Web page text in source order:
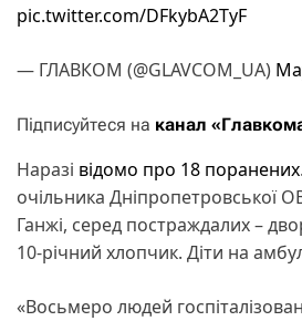
pic.twitter.com/DFkybA2TyF
— ГЛАВКОМ (@GLAVCOM_UA)
Підписуйтеся на канал
Наразі відомо про 18 поранених
очільника Дніпропетровської
Ганжі, серед постраждалих –
10-річний хлопчик. Діти на
«Восьмеро людей